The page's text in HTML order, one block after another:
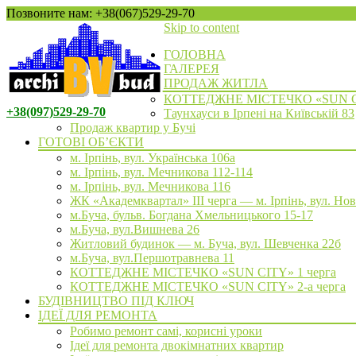
Позвоните нам: +38(067)529-29-70
+38(097)529-29-70
Skip to content
ГОЛОВНА
ГАЛЕРЕЯ
ПРОДАЖ ЖИТЛА
КОТТЕДЖНЕ МІСТЕЧКО «SUN
Таунхауси в Ірпені на Київській 83
Продаж квартир у Бучі
ГОТОВІ ОБ’ЄКТИ
м. Ірпінь, вул. Українська 106а
м. Ірпінь, вул. Мечникова 112-114
м. Ірпінь, вул. Мечникова 116
ЖК «Академквартал» III черга — м. Ірпінь, вул.
м.Буча, бульв. Богдана Хмельницького 15-17
м.Буча, вул.Вишнева 26
Житловий будинок — м. Буча, вул. Шевченка 22б
м.Буча, вул.Першотравнева 11
КОТТЕДЖНЕ МІСТЕЧКО «SUN CITY» 1 черга
КОТТЕДЖНЕ МІСТЕЧКО «SUN CITY» 2-а черга
БУДІВНИЦТВО ПІД КЛЮЧ
ІДЕЇ ДЛЯ РЕМОНТА
Робимо ремонт самі, корисні уроки
Ідеї для ремонта двокімнатних квартир